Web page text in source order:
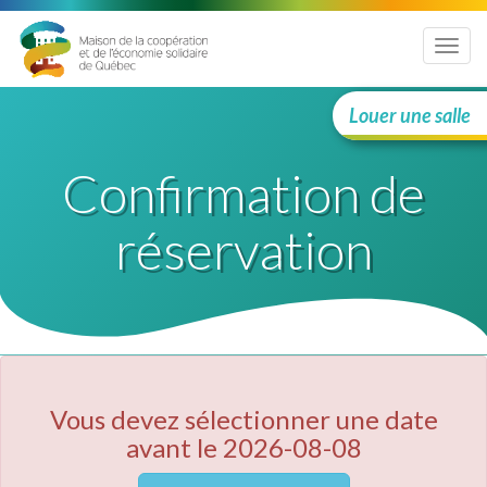
Menu
Louer une salle
Confirmation de
réservation
Vous devez sélectionner une date
avant le 2026-08-08